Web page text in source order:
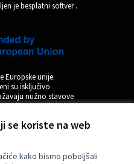
se koriste na web
kako bismo poboljšali
je besplatni softver.
Europske unije.
su isključivo
nužno stavove
unija ne može biti